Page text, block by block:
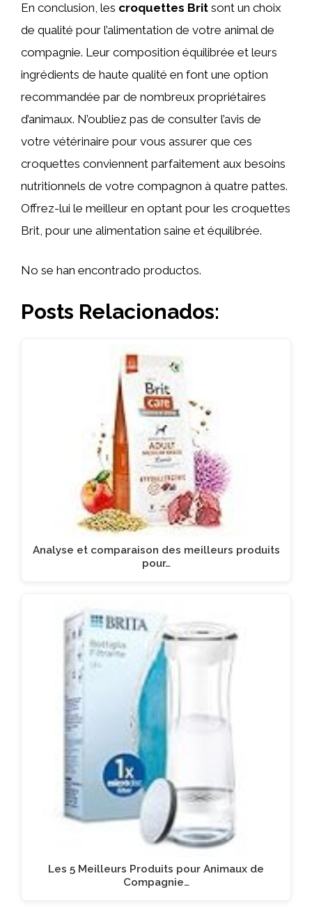
En conclusion, les croquettes Brit sont un choix
de qualité pour l’alimentation de votre animal de
compagnie. Leur composition équilibrée et leurs
ingrédients de haute qualité en font une option
recommandée par de nombreux propriétaires
d’animaux. N’oubliez pas de consulter l’avis de
votre vétérinaire pour vous assurer que ces
croquettes conviennent parfaitement aux besoins
nutritionnels de votre compagnon à quatre pattes.
Offrez-lui le meilleur en optant pour les croquettes
Brit, pour une alimentation saine et équilibrée.
No se han encontrado productos.
Posts Relacionados:
Analyse et comparaison des meilleurs produits
pour…
Les 5 Meilleurs Produits pour Animaux de
Compagnie…